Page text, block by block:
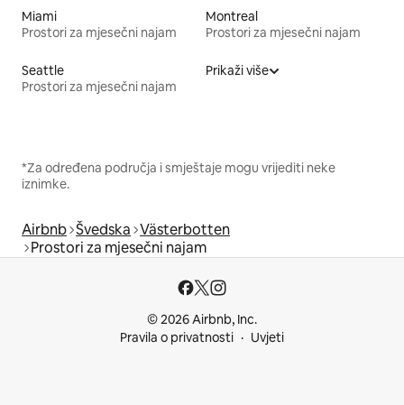
Miami
Prostori za mjesečni najam
Montreal
Prostori za mjesečni najam
Seattle
Prostori za mjesečni najam
Prikaži više
*Za određena područja i smještaje mogu vrijediti neke
iznimke.
Airbnb Švedska Västerbotten
Prostori za mjesečni najam
© 2026 Airbnb, Inc.
Pravila o privatnosti
Uvjeti